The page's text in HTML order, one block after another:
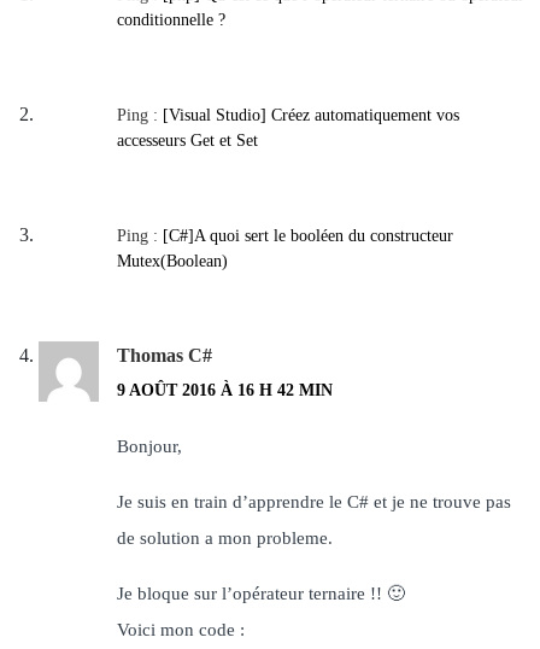
conditionnelle ?
Ping : [Visual Studio] Créez automatiquement vos
accesseurs Get et Set
Ping : [C#]A quoi sert le booléen du constructeur
Mutex(Boolean)
Thomas C#
9 AOÛT 2016 À 16 H 42 MIN
Bonjour,
Je suis en train d’apprendre le C# et je ne trouve pas
de solution a mon probleme.
Je bloque sur l’opérateur ternaire !! 🙂
Voici mon code :